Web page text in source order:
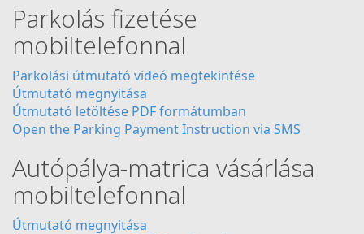
Parkolás fizetése
mobiltelefonnal
Parkolási útmutató videó megtekintése
Útmutató megnyitása
Útmutató letöltése PDF formátumban
Open the Parking Payment Instruction via SMS
Autópálya-matrica vásárlása
mobiltelefonnal
Útmutató megnyitása